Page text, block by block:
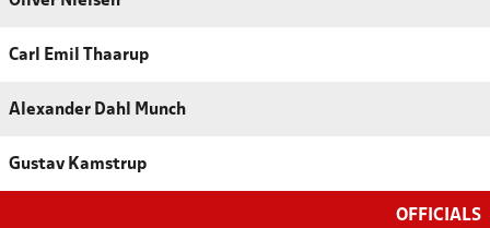
Carl Emil Thaarup
Alexander Dahl Munch
Gustav Kamstrup
OFFICIALS